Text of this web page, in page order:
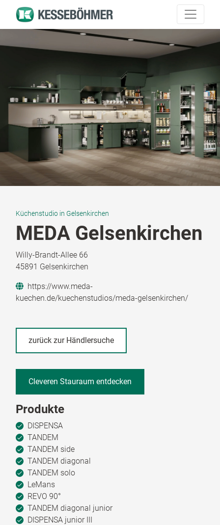
Küchenstudio in Gelsenkirchen
MEDA Gelsenkirchen
Willy-Brandt-Allee 66
45891 Gelsenkirchen
https://www.meda-
kuechen.de/kuechenstudios/meda-gelsenkirchen/
zurück zur Händlersuche
Cleveren Stauraum entdecken
Produkte
DISPENSA
TANDEM
TANDEM side
TANDEM diagonal
TANDEM solo
LeMans
REVO 90°
TANDEM diagonal junior
DISPENSA junior III